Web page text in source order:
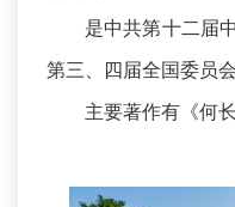
是中共第十二届中
第三、四届全国委员
主要著作有《何长